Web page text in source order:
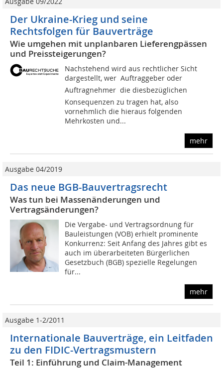
Der Ukraine-Krieg und seine
Rechtsfolgen für Bauverträge
Wie umgehen mit unplanbaren Lieferengpässen
und Preissteigerungen?
Nachstehend wird aus rechtlicher Sicht
dargestellt, wer  Auftraggeber oder
Auftragnehmer  die diesbezüglichen
Konsequenzen zu tragen hat, also
vornehmlich die hieraus folgenden
Mehrkosten und...
mehr
Ausgabe 04/2019
Das neue BGB-Bauvertragsrecht
Was tun bei Massenänderungen und
Vertragsänderungen?
Die Vergabe- und Vertragsordnung für
Bauleistungen (VOB) erhielt prominente
Konkurrenz: Seit Anfang des Jahres gibt es
auch im überarbeiteten Bürgerlichen
Gesetzbuch (BGB) spezielle Regelungen
für...
mehr
Ausgabe 1-2/2011
Internationale Bauverträge, ein Leitfaden
zu den FIDIC-Vertragsmustern
Teil 1: Einführung und Claim-Management